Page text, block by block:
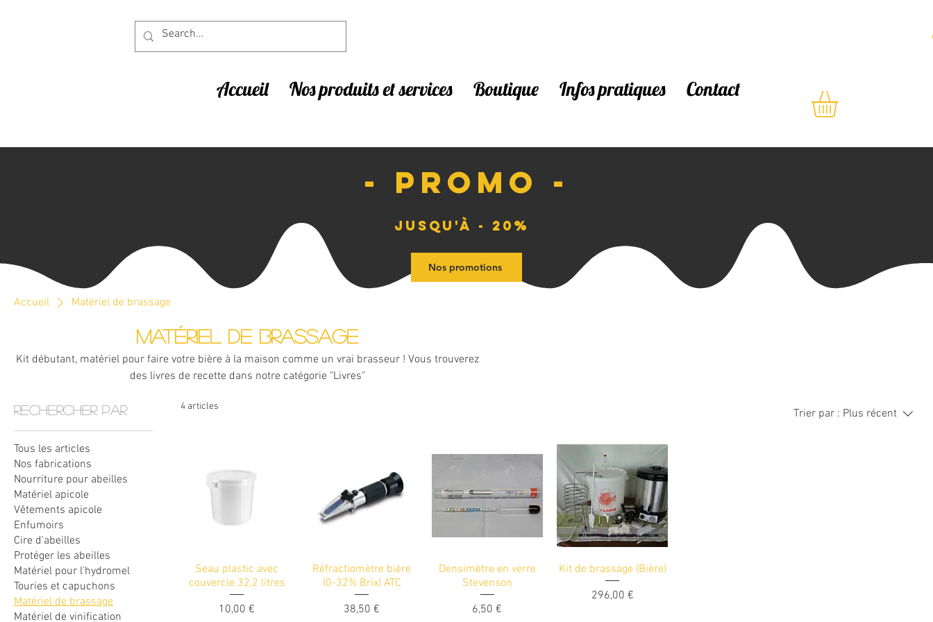
Accueil Nos produits et services Boutique Infos pratiques Contact
- PROMO -
Jusqu'à - 20%
Nos promotions
Accueil Matériel de brassage
Matériel de brassage
Kit débutant, matériel pour faire votre bière à la maison comme un vrai brasseur ! Vous trouverez
des livres de recette dans notre catégorie "Livres"
Rechercher par
Tous les articles
Nos fabrications
Nourriture pour abeilles
Matériel apicole
Vêtements apicole
Enfumoirs
Cire d'abeilles
Protéger les abeilles
Matériel pour l'hydromel
Touries et capuchons
Matériel de brassage
Matériel de vinification
4 articles
Trier par : Plus récent
Seau plastic avec
couvercle 32,2 litres
Prix
10,00 €
Réfractiomètre bière
(0-32% Brix) ATC
Prix
38,50 €
Densimètre en verre
Stevenson
Prix
6,50 €
Kit de brassage (Bière)
Prix
296,00 €